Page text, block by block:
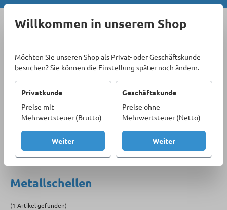
Zum Hauptinhalt springen
Willkommen in unserem Shop
Möchten Sie unseren Shop als Privat- oder Geschäftskunde
besuchen? Sie können die Einstellung später noch ändern.
Privatkunde
Preise mit
Mehrwertsteuer (Brutto)
Weiter
Geschäftskunde
Preise ohne
Mehrwertsteuer (Netto)
Weiter
Sortiment Befestigungstechnik
Schellen
Metallschellen
Metallschellen
(1 Artikel gefunden)